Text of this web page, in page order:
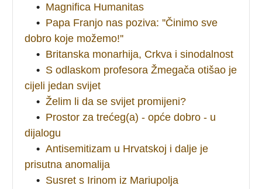
• Magnifica Humanitas
• Papa Franjo nas poziva: ''Činimo sve
dobro koje možemo!''
• Britanska monarhija, Crkva i sinodalnost
• S odlaskom profesora Žmegača otišao je
cijeli jedan svijet
• Želim li da se svijet promijeni?
• Prostor za trećeg(a) - opće dobro - u
dijalogu
• Antisemitizam u Hrvatskoj i dalje je
prisutna anomalija
• Susret s Irinom iz Mariupolja